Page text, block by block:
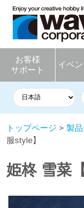
お客様
サポート
イベ
トップページ > 製
服style】
姫柊 雪菜